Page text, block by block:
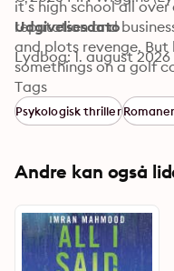
it’s high school all
reputation and
and plots revenge.
somethings on a golf
imagined.
Udgivelsesdato
Lydbog: 1. august 2026
Tags
Psykologisk thriller
Andre kan også